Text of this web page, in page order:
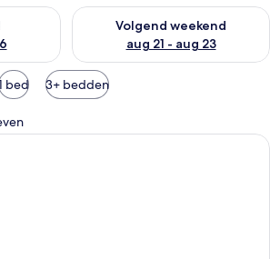
voor dit weekend aug 14 -
Volgend weekend
aug 21 - aug 23
De beschikbaarheid
bed 3+ bedden
Een moderne hotelkamer met een